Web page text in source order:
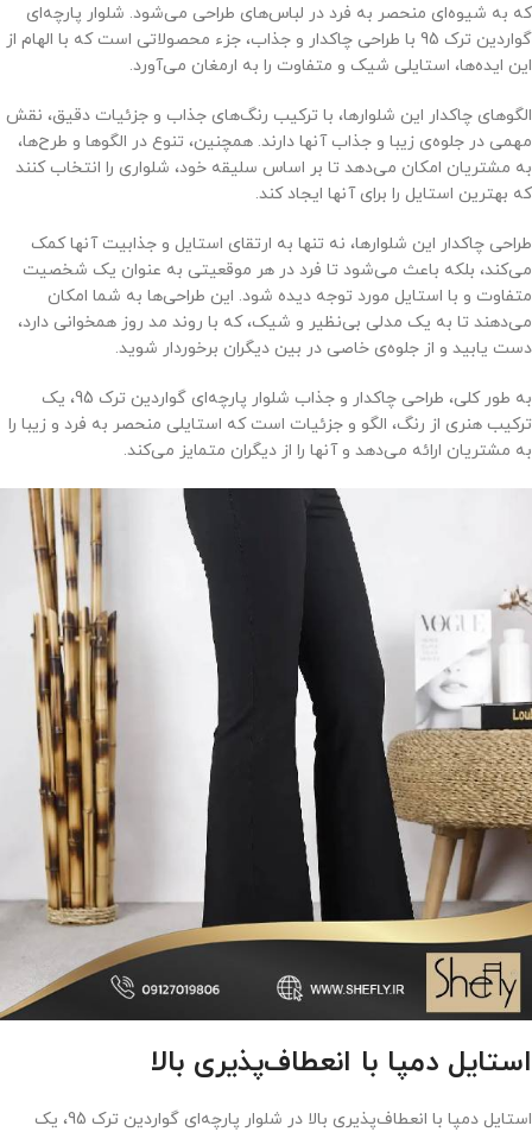
که به شیوه‌ای منحصر به فرد در لباس‌های طراحی می‌شود. شلوار پارچه‌ای
گواردین ترک 95 با طراحی چاکدار و جذاب، جزء محصولاتی است که با الهام از
این ایده‌ها، استایلی شیک و متفاوت را به ارمغان می‌آورد.
الگوهای چاکدار این شلوارها، با ترکیب رنگ‌های جذاب و جزئیات دقیق، نقش
مهمی در جلوه‌ی زیبا و جذاب آنها دارند. همچنین، تنوع در الگوها و طرح‌ها،
به مشتریان امکان می‌دهد تا بر اساس سلیقه خود، شلواری را انتخاب کنند
که بهترین استایل را برای آنها ایجاد کند.
طراحی چاکدار این شلوارها، نه تنها به ارتقای استایل و جذابیت آنها کمک
می‌کند، بلکه باعث می‌شود تا فرد در هر موقعیتی به عنوان یک شخصیت
متفاوت و با استایل مورد توجه دیده شود. این طراحی‌ها به شما امکان
می‌دهند تا به یک مدلی بی‌نظیر و شیک، که با روند مد روز همخوانی دارد،
دست یابید و از جلوه‌ی خاصی در بین دیگران برخوردار شوید.
به طور کلی، طراحی چاکدار و جذاب شلوار پارچه‌ای گواردین ترک 95، یک
ترکیب هنری از رنگ، الگو و جزئیات است که استایلی منحصر به فرد و زیبا را
به مشتریان ارائه می‌دهد و آنها را از دیگران متمایز می‌کند.
استایل دمپا با انعطاف‌پذیری بالا
استایل دمپا با انعطاف‌پذیری بالا در شلوار پارچه‌ای گواردین ترک 95، یک